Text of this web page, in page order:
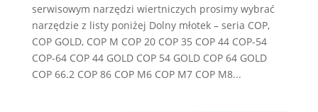
serwisowym narzędzi wiertniczych prosimy wybrać
narzędzie z listy poniżej Dolny młotek – seria COP,
COP GOLD, COP M COP 20 COP 35 COP 44 COP-54
COP-64 COP 44 GOLD COP 54 GOLD COP 64 GOLD
COP 66.2 COP 86 COP M6 COP M7 COP M8...